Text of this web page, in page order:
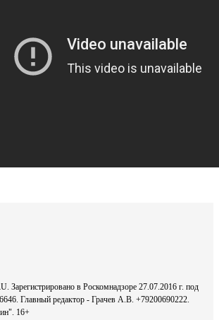
Зарегистрировано в Роскомнадзоре 27.07.2016 г. под
Главный редактор - Грачев А.В. +79200690222.
16+